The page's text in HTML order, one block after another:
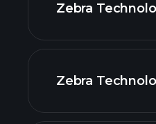
Zebra
Zebra